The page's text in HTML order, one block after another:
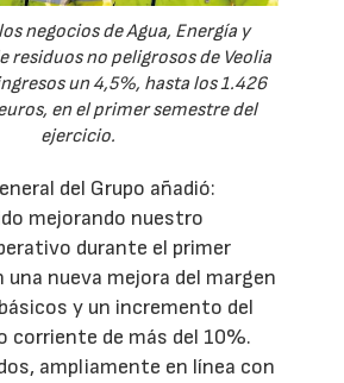
negocios de Agua, Energía y
residuos no peligrosos de Veolia
un 4,5%, hasta los 1.426
en el primer semestre del
ejercicio.
del Grupo añadió:
mejorando nuestro
durante el primer
nueva mejora del margen
y un incremento del
corriente de más del 10%.
ampliamente en línea con